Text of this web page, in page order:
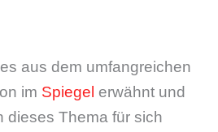
aus dem umfangreichen
im Spiegel erwähnt und
dieses Thema für sich